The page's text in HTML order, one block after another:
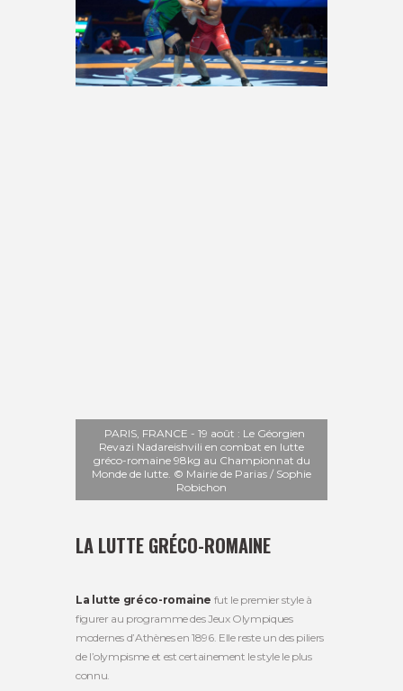
PARIS, FRANCE - 19 août : Le Géorgien
Revazi Nadareishvili en combat en lutte
gréco-romaine 98kg au Championnat du
Monde de lutte. © Mairie de Parias / Sophie
Robichon
LA LUTTE GRÉCO-ROMAINE
La lutte gréco-romaine fut le premier style à
figurer au programme des Jeux Olympiques
modernes d’Athènes en 1896. Elle reste un des piliers
de l’olympisme et est certainement le style le plus
connu.